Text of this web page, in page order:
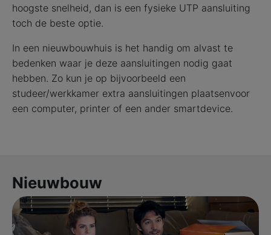
hoogste snelheid, dan is een fysieke UTP aansluiting
toch de beste optie.
In een nieuwbouwhuis is het handig om alvast te
bedenken waar je deze aansluitingen nodig gaat
hebben. Zo kun je op bijvoorbeeld een
studeer/werkkamer extra aansluitingen plaatsenvoor
een computer, printer of een ander smartdevice.
Nieuwbouw